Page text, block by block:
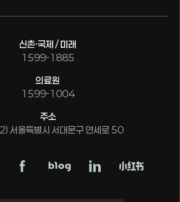
신촌·국제 / 미래
1599-1885
의료원
1599-1004
주소
서울특별시 서대문구 연세로 50